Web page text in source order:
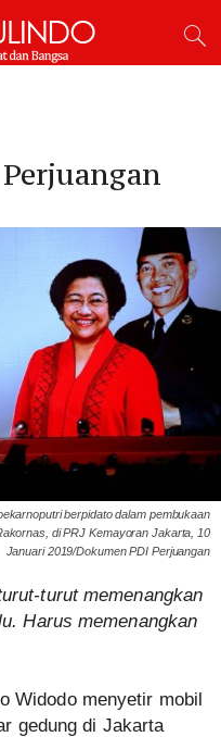
berpidato dalam pembukaan
di PRJ Kemayoran Jakarta, 10
Januari 2019/Dokumen PDI Perjuangan
turut memenangkan
Harus memenangkan
Widodo menyetir mobil
gedung di Jakarta